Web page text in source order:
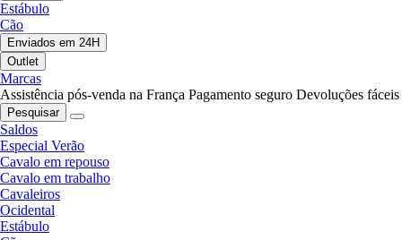
Estábulo
Cão
Enviados em 24H
Outlet
Marcas
Assistência pós-venda na França Pagamento seguro Devoluções fáceis
Pesquisar
Saldos
Especial Verão
Cavalo em repouso
Cavalo em trabalho
Cavaleiros
Ocidental
Estábulo